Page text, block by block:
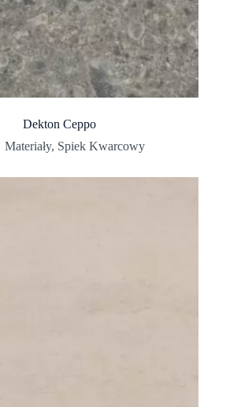
Dekton Ceppo
Materiały, Spiek Kwarcowy